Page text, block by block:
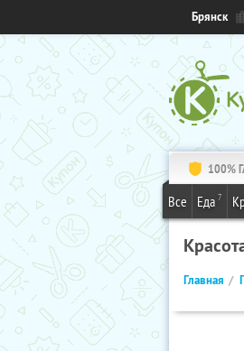
Брянск
100%
Все Еда 7
Главная